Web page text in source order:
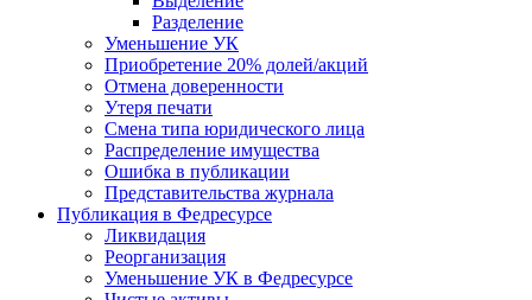
Разделение
Уменьшение УК
Приобретение 20% долей/акций
Отмена доверенности
Утеря печати
Смена типа юридического лица
Распределение имущества
Ошибка в публикации
Представительства журнала
Публикация в Федресурсе
Ликвидация
Реорганизация
Уменьшение УК в Федресурсе